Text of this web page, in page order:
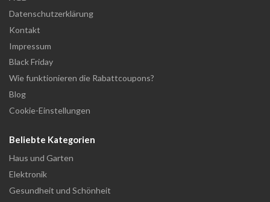
Datenschutzerklärung
Kontakt
Impressum
Black Friday
Wie funktionieren die Rabattcoupons?
Blog
Cookie-Einstellungen
Beliebte Kategorien
Haus und Garten
Elektronik
Gesundheit und Schönheit